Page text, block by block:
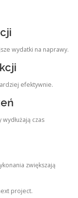
wydatki na naprawy.
efektywnie.
czas
zwiększają
project.